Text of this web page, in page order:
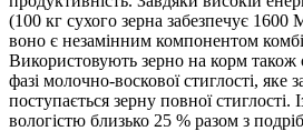
(100 кг сухого зерна забезпечує 1600
воно є незамінним компонентом
Використовують зерно на корм також
фазі молочно-воскової стиглості, яке
поступається зерну повної стиг­лості.
вологістю близько 25 % разом з